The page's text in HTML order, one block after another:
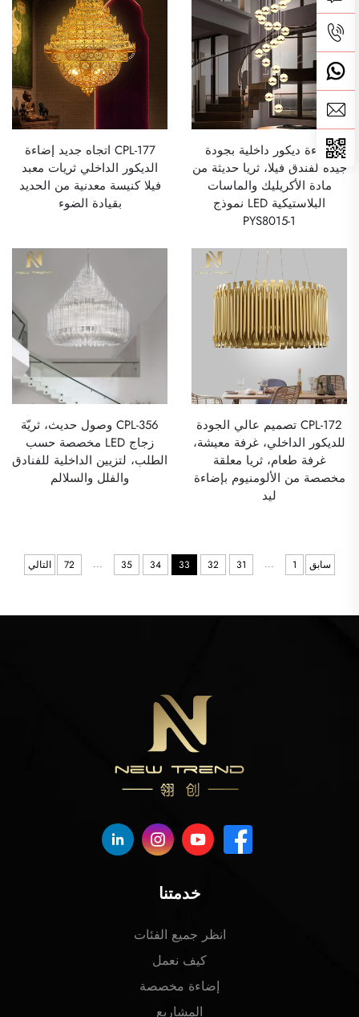
إضاءة ديكور داخلية بجودة
جيدة لفندق فيلا، ثريا حديثة من
مادة الأكريليك والماسات
البلاستيكية LED نموذج
PYS8015-1
CPL-177 اتجاه جديد إضاءة
الديكور الداخلي ثريات معبد
فيلا كنيسة معدنية من الحديد
بقيادة الضوء
CPL-172 تصميم عالي الجودة
للديكور الداخلي، غرفة معيشة،
غرفة طعام، ثريا معلقة
مخصصة من الألومنيوم بإضاءة
ليد
CPL-356 وصول حديث، ثريّة
زجاج LED مخصصة حسب
الطلب، لتزيين الداخلية للفنادق
والفلل والسلالم
سابق 1
...
31
32
33
34
35
...
72 التالي
خدمتنا
انظر جميع الفئات
كيف نعمل
إضاءة مخصصة
المشاريع